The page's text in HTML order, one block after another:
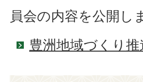
員会の内容を公開し
豊洲地域づくり推